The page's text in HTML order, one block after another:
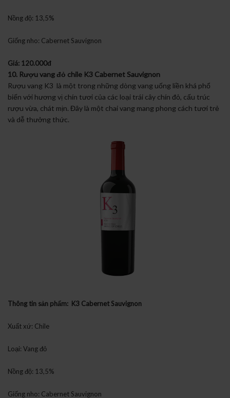
Nồng độ: 13,5%
Giống nho: Cabernet Sauvignon
Giá: 120.000đ
10. Rượu vang đỏ chile K3 Cabernet Sauvignon
Rượu vang K3 là một trong những dòng vang uống liền khá phổ
biến với hương vị chín tươi của các loại trái cây chín đỏ, cấu trúc
rượu vừa, chát mịn. Đây là một chai vang mang phong cách tươi trẻ
và dễ thưởng thức.
Thông tin sản phẩm: K3 Cabernet Sauvignon
Xuất xứ: Chile
Loại: Vang đỏ
Nồng độ: 13,5%
Giống nho: Cabernet Sauvignon